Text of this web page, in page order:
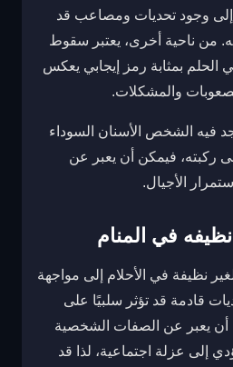
إلى وجود تحديات ومصاعب قد
من ناحية أخرى، يعتبر سقوط
الحلم بمثابة رمز إيجابي يعكس
والمشكلات.
فيه الشخص الأسنان السوداء
ركبته، فيمكن أن يعبر عن
الأجيال.
في المنام
نظيفة في الأحلام إلى مواجهة
قادمة قد تؤثر سلبيًا على
أن يعبر عن الصفات الشخصية
إلى عزلة اجتماعية، لذا قد